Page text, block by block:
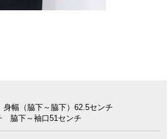
（脇下～脇下）62.5センチ
下～袖口51センチ